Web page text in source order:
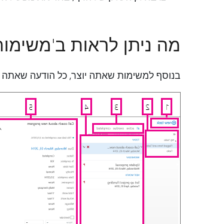
מה ניתן לראות
בנוסף למשימות שאתה יוצר, כל הודעה